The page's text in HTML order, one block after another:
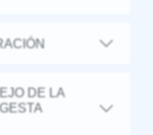
DE LA